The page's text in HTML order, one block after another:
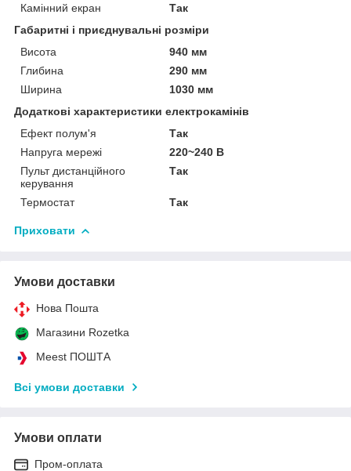
Камінний екран
Так
Габаритні і приєднувальні розміри
Висота
940 мм
Глибина
290 мм
Ширина
1030 мм
Додаткові характеристики електрокамінів
Ефект полум'я
Так
Напруга мережі
220~240 В
Пульт дистанційного
керування
Так
Термостат Так
Приховати
Умови доставки
Нова Пошта
Магазини Rozetka
Meest ПОШТА
Всі умови доставки
Умови оплати
Пром-оплата